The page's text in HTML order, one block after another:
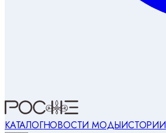
КАТАЛОГНОВОСТИ МОДЫИСТОРИИ